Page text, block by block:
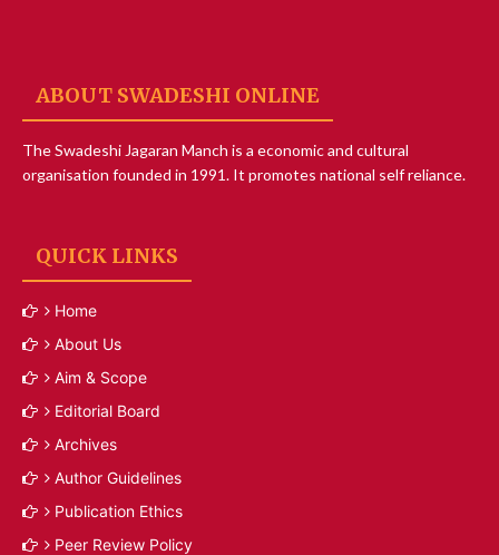
ABOUT SWADESHI ONLINE
The Swadeshi Jagaran Manch is a economic and cultural
organisation founded in 1991. It promotes national self reliance.
QUICK LINKS
Home
About Us
Aim & Scope
Editorial Board
Archives
Author Guidelines
Publication Ethics
Peer Review Policy